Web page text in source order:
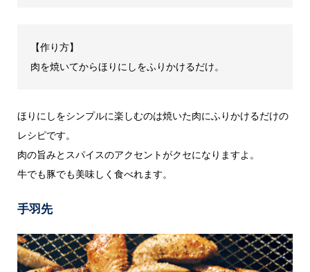
【作り方】
肉を焼いてからほりにしをふりかけるだけ。
ほりにしをシンプルに楽しむのは焼いた肉にふりかけるだけの
レシピです。
肉の旨みとスパイスのアクセントがクセになりますよ。
牛でも豚でも美味しく食べれます。
手羽先